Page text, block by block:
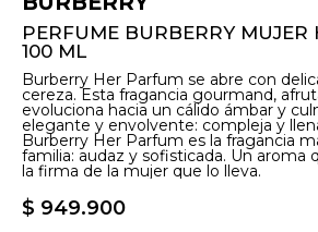
PERFUME BURBERRY MUJER
100 ML
Burberry Her Parfum se abre con
cereza. Esta fragancia gourmand,
evoluciona hacia un cálido ámbar y
elegante y envolvente: compleja y
Burberry Her Parfum es la fragancia
familia: audaz y sofisticada. Un aroma
la firma de la mujer que lo lleva.
$ 949.900